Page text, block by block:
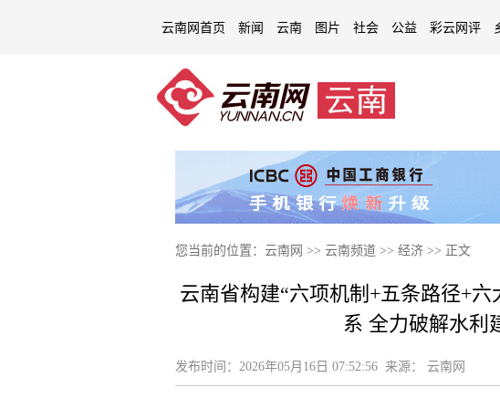
云南网首页 新闻 云南 图片 社会 公益 彩云网评
您当前的位置： 云南网 >> 云南频道 >> 经济 >> 正文
云南省构建“六项机制+五条路径+
系 全力破解水利
发布时间： 2026年05月16日 07:52:56 来源： 云南网